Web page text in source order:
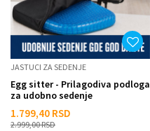
JASTUCI ZA SEDENJE
Egg sitter - Prilagodiva podloga
za udobno sedenje
1.799,40 RSD
2.999,00RSD